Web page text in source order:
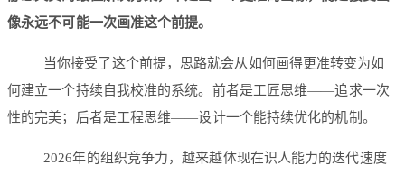
像永远不可能一次画准这个前提。
当你接受了这个前提，思路就会从如何画得更准转变为如
何建立一个持续自我校准的系统。前者是工匠思维——追求一次
性的完美；后者是工程思维——设计一个能持续优化的机制。
2026年的组织竞争力，越来越体现在识人能力的迭代速度